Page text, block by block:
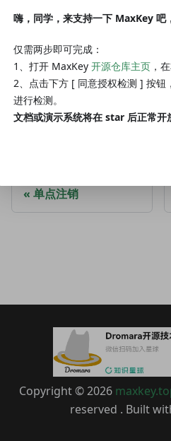
版本：3.5.x
algorithm
编辑此页
单点注销
Copyright © 2026
reserved . Built
嗨，同学，来支持一下 MaxKey 吧
仅需两步即可完成：
1、打开 MaxKey 开源仓库主页 ，
2、点击下方 [ 同意授权检测 ] 按钮
进行检测。
文档或演示系统将在 star 后正常开